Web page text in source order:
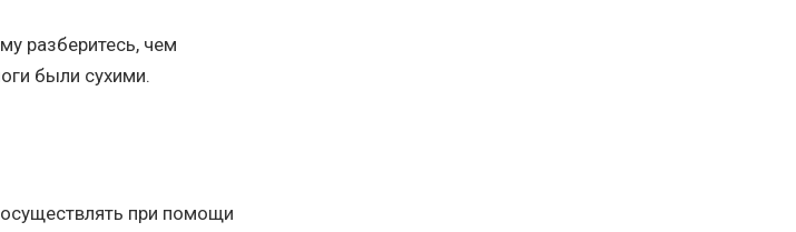
разберитесь, чем
были сухими.
при помощи